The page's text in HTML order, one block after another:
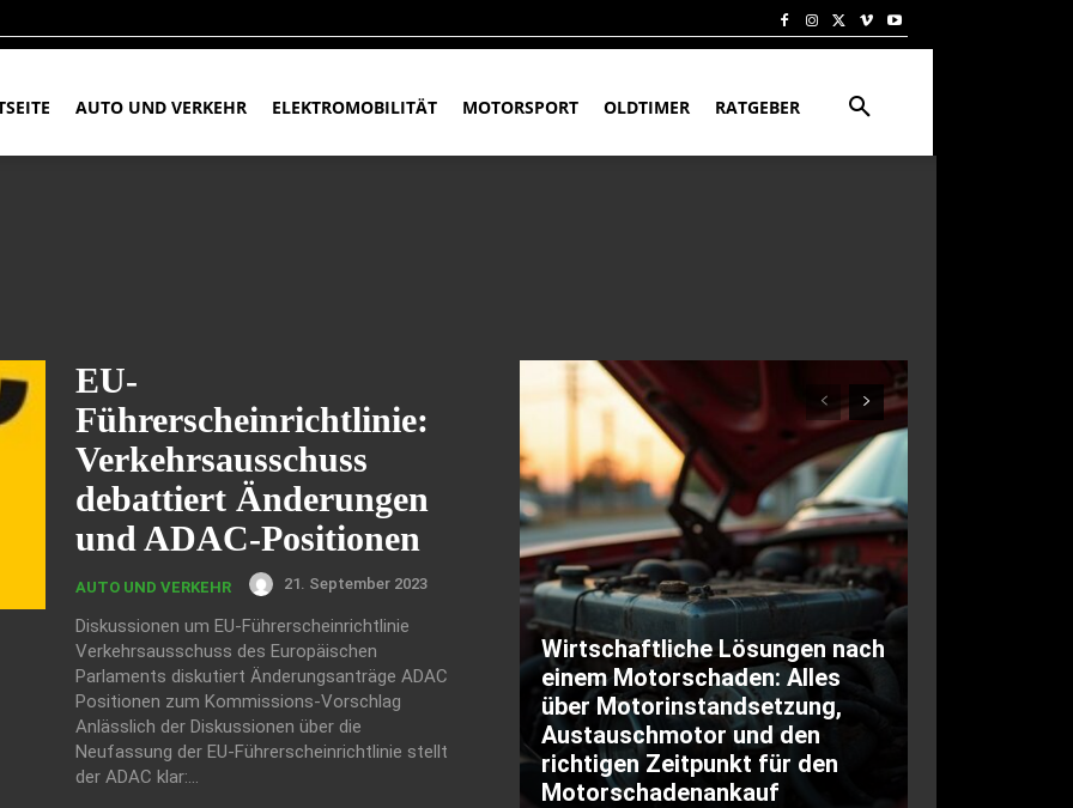
AUTO UND VERKEHR ELEKTROMOBILITÄT MOTORSPORT OLDTIMER RATGEBER
EU-
Führerscheinrichtlinie:
Verkehrsausschuss
debattiert Änderungen
und ADAC-Positionen
AUTO UND VERKEHR 21. September 2023
Diskussionen um EU-Führerscheinrichtlinie
Verkehrsausschuss des Europäischen
Parlaments diskutiert Änderungsanträge ADAC
Positionen zum Kommissions-Vorschlag
Anlässlich der Diskussionen über die
Neufassung der EU-Führerscheinrichtlinie stellt
der ADAC klar:...
Wirtschaftliche Lösungen nach
einem Motorschaden: Alles
über Motorinstandsetzung,
Austauschmotor und den
richtigen Zeitpunkt für den
Motorschadenankauf